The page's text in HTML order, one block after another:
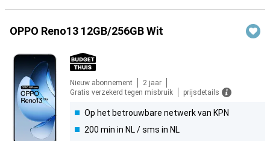
OPPO Reno13 12GB/256GB Wit
Nieuw abonnement
2 jaar
Gratis verzekerd tegen misbruik
prijsdetails
Op het betrouwbare netwerk van KPN
200 min in NL / sms in NL